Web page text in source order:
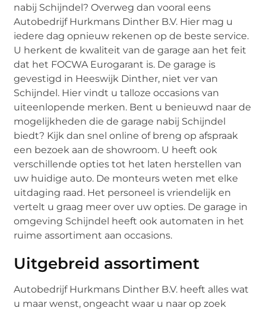
nabij Schijndel? Overweg dan vooral eens
Autobedrijf Hurkmans Dinther B.V. Hier mag u
iedere dag opnieuw rekenen op de beste service.
U herkent de kwaliteit van de garage aan het feit
dat het FOCWA Eurogarant is. De garage is
gevestigd in Heeswijk Dinther, niet ver van
Schijndel. Hier vindt u talloze occasions van
uiteenlopende merken. Bent u benieuwd naar de
mogelijkheden die de garage nabij Schijndel
biedt? Kijk dan snel online of breng op afspraak
een bezoek aan de showroom. U heeft ook
verschillende opties tot het laten herstellen van
uw huidige auto. De monteurs weten met elke
uitdaging raad. Het personeel is vriendelijk en
vertelt u graag meer over uw opties. De garage in
omgeving Schijndel heeft ook automaten in het
ruime assortiment aan occasions.
Uitgebreid assortiment
Autobedrijf Hurkmans Dinther B.V. heeft alles wat
u maar wenst, ongeacht waar u naar op zoek